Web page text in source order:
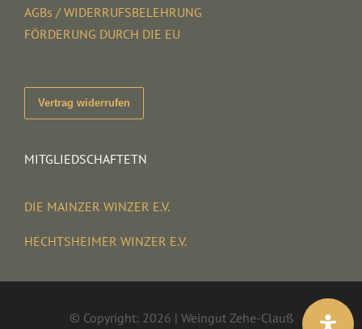
AGBs / WIDERRUFSBELEHRUNG
FÖRDERUNG DURCH DIE EU
Vertrag widerrufen
MITGLIEDSCHAFTETN
DIE MAINZER WINZER E.V.
HECHTSHEIMER WINZER E.V.
© Copyright: 2026 | Weingut Zehe-Clauß